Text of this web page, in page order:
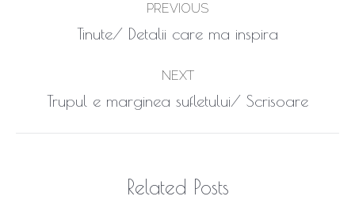
navigation
PREVIOUS
Previous
Tinute/ Detalii care ma inspira
NEXT
Next
Trupul e marginea sufletului/ Scrisoare
Related Posts